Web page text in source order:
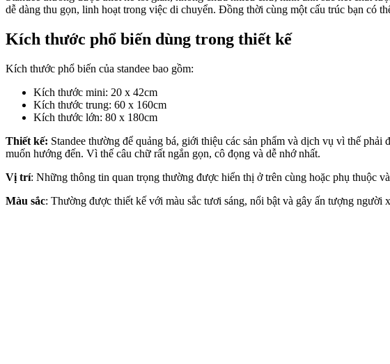
dễ dàng thu gọn, linh hoạt trong việc di chuyển. Đồng thời cùng một cấu trúc bạn có
Kích thước phổ biến dùng trong thiết kế
Kích thước phổ biến của standee bao gồm:
Kích thước mini: 20 x 42cm
Kích thước trung: 60 x 160cm
Kích thước lớn: 80 x 180cm
Thiết kế: Standee thường để quảng bá, giới thiệu các sản phẩm và dịch vụ vì thế
muốn hướng đến. Vì thế câu chữ rất ngắn gọn, cô đọng và dễ nhớ nhất.
Vị trí: Những thông tin quan trọng thường được hiển thị ở trên cùng hoặc phụ thuộc
Màu sắc: Thường được thiết kế với màu sắc tươi sáng, nổi bật và gây ấn tượng người